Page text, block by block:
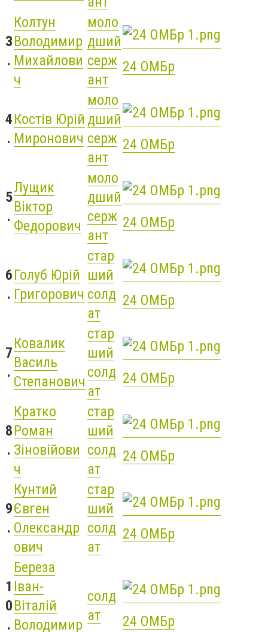
3
.
Колтун
Володимир
Михайлови
ч
моло
дший
серж
ант
24 ОМБр
4
.
Костів Юрій
Миронович
моло
дший
серж
ант
24 ОМБр
5
.
Лущик
Віктор
Федорович
моло
дший
серж
ант
24 ОМБр
6
.
Голуб Юрій
Григорович
стар
ший
солд
ат
24 ОМБр
7
.
Ковалик
Василь
Степанович
стар
ший
солд
ат
24 ОМБр
8
.
Кратко
Роман
Зіновійови
ч
стар
ший
солд
ат
24 ОМБр
9
.
Кунтий
Євген
Олександр
ович
стар
ший
солд
ат
24 ОМБр
1
0
.
Береза
Іван-
Віталій
Володимир
солд
ат
24 ОМБр